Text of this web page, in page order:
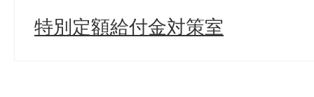
特別定額給付金対策室